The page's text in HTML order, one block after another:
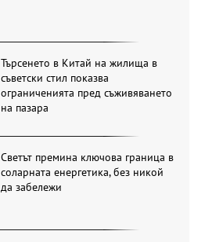
Търсенето в Китай на жилища в
съветски стил показва
ограниченията пред съживяването
на пазара
Светът премина ключова граница в
соларната енергетика, без никой
да забележи